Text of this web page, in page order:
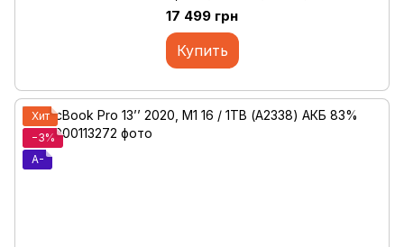
17 499 грн
Купить
Хит
−3%
A-